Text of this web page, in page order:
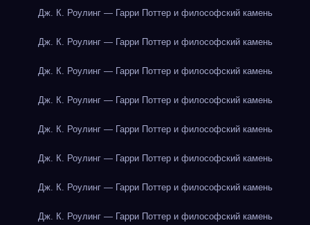
Дж. К. Роулинг — Гарри Поттер и философский камень
Дж. К. Роулинг — Гарри Поттер и философский камень
Дж. К. Роулинг — Гарри Поттер и философский камень
Дж. К. Роулинг — Гарри Поттер и философский камень
Дж. К. Роулинг — Гарри Поттер и философский камень
Дж. К. Роулинг — Гарри Поттер и философский камень
Дж. К. Роулинг — Гарри Поттер и философский камень
Дж. К. Роулинг — Гарри Поттер и философский камень